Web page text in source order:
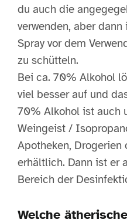
du auch die
verwenden, aber
Spray vor dem
zu schütteln.
Bei ca. 70% Alkohol
viel besser auf und
70% Alkohol ist auch
Weingeist /
Apotheken, Drogerien
erhältlich. Dann ist er
Bereich der
Welche